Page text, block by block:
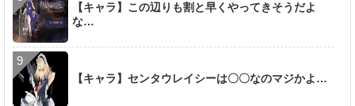
【キャラ】この辺りも割と早くやってきそうだよ
な…
【キャラ】センタウレイシーは〇〇なのマジかよ…